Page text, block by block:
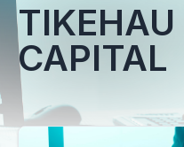
TIKEHAU
CAPITAL